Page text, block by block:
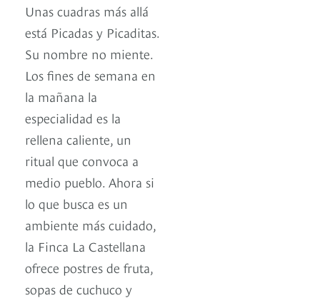
Unas cuadras más allá
está Picadas y Picaditas.
Su nombre no miente.
Los fines de semana en
la mañana la
especialidad es la
rellena caliente, un
ritual que convoca a
medio pueblo. Ahora si
lo que busca es un
ambiente más cuidado,
la Finca La Castellana
ofrece postres de fruta,
sopas de cuchuco y